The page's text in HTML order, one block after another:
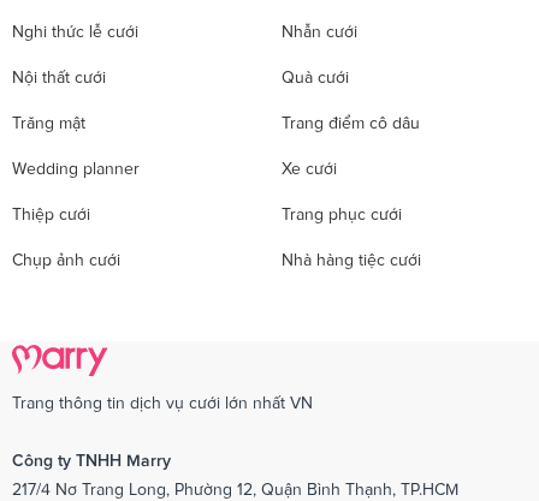
Nghi thức lễ cưới Nhẫn cưới
Nội thất cưới Quà cưới
Trăng mật Trang điểm cô dâu
Wedding planner Xe cưới
Thiệp cưới Trang phục cưới
Chụp ảnh cưới Nhà hàng tiệc cưới
Trang thông tin dịch vụ cưới lớn nhất VN
Công ty TNHH Marry
217/4 Nơ Trang Long, Phường 12, Quận Bình Thạnh, TP.HCM